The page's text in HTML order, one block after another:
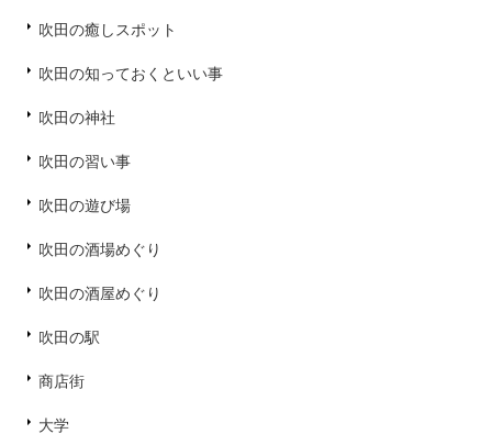
吹田の癒しスポット
吹田の知っておくといい事
吹田の神社
吹田の習い事
吹田の遊び場
吹田の酒場めぐり
吹田の酒屋めぐり
吹田の駅
商店街
大学